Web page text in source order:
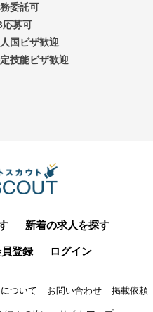
委託可
応募可
国ビザ歓迎
技能ビザ歓迎
新着の求人を探す
登録 ログイン
ついて お問い合わせ 掲載依頼